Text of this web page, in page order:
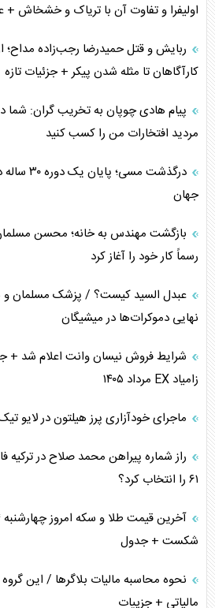
اولیفرا و تفاوت آن با تریاک و خشخاش
ربایش و قتل حمیدرضا رجب‌زاده مداح؛
کارآگاهان تا مثله شدن پیکر + جزئیات تازه
پیام هادی چوپان به تخریب گران:
مردید افتخارات من را کسب کنید
درگذشت
جهان
بازگشت مهندس به خانه؛ محسن
رسماً کار خود را آغاز کرد
عبدل السید کیست؟ / پزشک مسلمان و
نهایی دموکرات‌ها در میشیگان
شرایط فروش نیسان وانت اعلام شد +
زامیاد EX مرداد ۱۴۰۵
ماجرای خودآزاری پرز هیلتون در لایو
راز شماره پیراهن محمد صلاح در
۶۱ را انتخاب کرد؟
شکست + جدول
نحوه محاسبه مالیات بلاگر‌ها / این گروه
مالیاتی + جزییات